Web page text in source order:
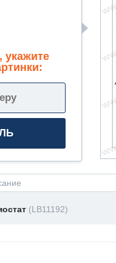
укажите
(LB11192)